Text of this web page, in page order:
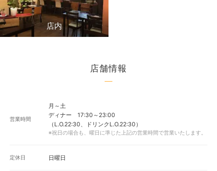
店内
店舗情報
営業時間
月～土
ディナー 17:30～23:00
（L.O.22:30、ドリンクL.O.22:30）
※祝日の場合も、曜日に準じた上記の営業時間で営業いたします。
定休日 日曜日